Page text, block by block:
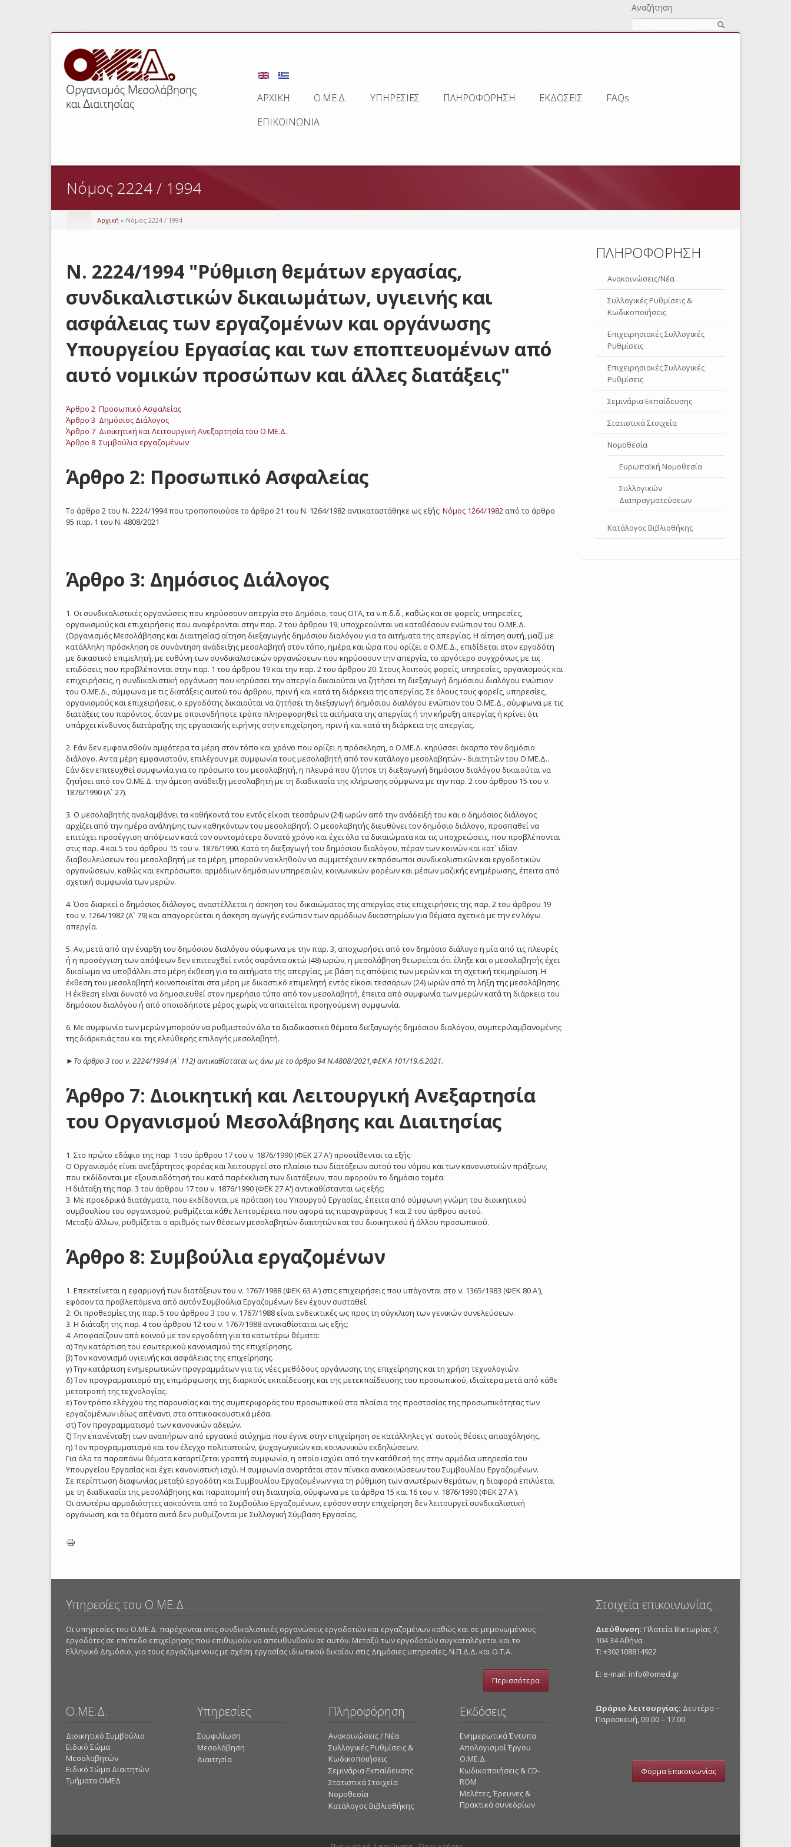
Αναζήτηση
ΑΡΧΙΚΗ Ο.ΜΕ.Δ. ΥΠΗΡΕΣΙΕΣ ΠΛΗΡΟΦΟΡΗΣΗ ΕΚΔΟΣΕΙΣ
FAQs
ΕΠΙΚΟΙΝΩΝΙΑ
Νόμος 2224 / 1994
Αρχική » Νόμος 2224 / 1994
Ν. 2224/1994 "Ρύθμιση θεμάτων εργασίας,
συνδικαλιστικών δικαιωμάτων, υγιεινής και
ασφάλειας των εργαζομένων και οργάνωσης
Υπουργείου Εργασίας και των εποπτευομένων από
αυτό νομικών προσώπων και άλλες διατάξεις"
Άρθρο 2 Προσωπικό Ασφαλείας
Άρθρο 3 Δημόσιος Διάλογος
Άρθρο 7 Διοικητική και Λειτουργική Ανεξαρτησία του Ο.ΜΕ.Δ.
Άρθρο 8 Συμβούλια εργαζομένων
Άρθρο 2: Προσωπικό Ασφαλείας
Το άρθρο 2 του Ν. 2224/1994 που τροποποιούσε το άρθρο 21 του Ν. 1264/1982 αντικαταστάθηκε ως εξής: Νόμος 1264/1982 από το άρθρο
95 παρ. 1 του Ν. 4808/2021
Άρθρο 3: Δημόσιος Διάλογος
1. Οι συνδικαλιστικές οργανώσεις που κηρύσσουν απεργία στο Δημόσιο, τους ΟΤΑ, τα ν.π.δ.δ., καθώς και σε φορείς, υπηρεσίες,
οργανισμούς και επιχειρήσεις που αναφέρονται στην παρ. 2 του άρθρου 19, υποχρεούνται να καταθέσουν ενώπιον του Ο.ΜΕ.Δ.
(Οργανισμός Μεσολάβησης και Διαιτησίας) αίτηση διεξαγωγής δημόσιου διαλόγου για τα αιτήματα της απεργίας. Η αίτηση αυτή, μαζί με
κατάλληλη πρόσκληση σε συνάντηση ανάδειξης μεσολαβητή στον τόπο, ημέρα και ώρα που ορίζει ο Ο.ΜΕ.Δ., επιδίδεται στον εργοδότη
με δικαστικό επιμελητή, με ευθύνη των συνδικαλιστικών οργανώσεων που κηρύσσουν την απεργία, το αργότερο συγχρόνως με τις
επιδόσεις που προβλέπονται στην παρ. 1 του άρθρου 19 και την παρ. 2 του άρθρου 20. Στους λοιπούς φορείς, υπηρεσίες, οργανισμούς και
επιχειρήσεις, η συνδικαλιστική οργάνωση που κηρύσσει την απεργία δικαιούται να ζητήσει τη διεξαγωγή δημόσιου διαλόγου ενώπιον
του Ο.ΜΕ.Δ., σύμφωνα με τις διατάξεις αυτού του άρθρου, πριν ή και κατά τη διάρκεια της απεργίας. Σε όλους τους φορείς, υπηρεσίες,
οργανισμούς και επιχειρήσεις, ο εργοδότης δικαιούται να ζητήσει τη διεξαγωγή δημόσιου διαλόγου ενώπιον του Ο.ΜΕ.Δ., σύμφωνα με τις
διατάξεις του παρόντος, όταν με οποιονδήποτε τρόπο πληροφορηθεί τα αιτήματα της απεργίας ή την κήρυξη απεργίας ή κρίνει ότι
υπάρχει κίνδυνος διατάραξης της εργασιακής ειρήνης στην επιχείρηση, πριν ή και κατά τη διάρκεια της απεργίας.
2. Εάν δεν εμφανισθούν αμφότερα τα μέρη στον τόπο και χρόνο που ορίζει η πρόσκληση, ο Ο.ΜΕ.Δ. κηρύσσει άκαρπο τον δημόσιο
διάλογο. Αν τα μέρη εμφανιστούν, επιλέγουν με συμφωνία τους μεσολαβητή από τον κατάλογο μεσολαβητών - διαιτητών του Ο.ΜΕ.Δ..
Εάν δεν επιτευχθεί συμφωνία για το πρόσωπο του μεσολαβητή, η πλευρά που ζήτησε τη διεξαγωγή δημόσιου διαλόγου δικαιούται να
ζητήσει από τον Ο.ΜΕ.Δ. την άμεση ανάδειξη μεσολαβητή με τη διαδικασία της κλήρωσης σύμφωνα με την παρ. 2 του άρθρου 15 του ν.
1876/1990 (Α` 27).
3. Ο μεσολαβητής αναλαμβάνει τα καθήκοντά του εντός είκοσι τεσσάρων (24) ωρών από την ανάδειξή του και ο δημόσιος διάλογος
αρχίζει από την ημέρα ανάληψης των καθηκόντων του μεσολαβητή. Ο μεσολαβητής διευθύνει τον δημόσιο διάλογο, προσπαθεί να
επιτύχει προσέγγιση απόψεων κατά τον συντομότερο δυνατό χρόνο και έχει όλα τα δικαιώματα και τις υποχρεώσεις, που προβλέπονται
στις παρ. 4 και 5 του άρθρου 15 του ν. 1876/1990. Κατά τη διεξαγωγή του δημόσιου διαλόγου, πέραν των κοινών και κατ` ιδίαν
διαβουλεύσεων του μεσολαβητή με τα μέρη, μπορούν να κληθούν να συμμετέχουν εκπρόσωποι συνδικαλιστικών και εργοδοτικών
οργανώσεων, καθώς και εκπρόσωποι αρμόδιων δημόσιων υπηρεσιών, κοινωνικών φορέων και μέσων μαζικής ενημέρωσης, έπειτα από
σχετική συμφωνία των μερών.
4. Όσο διαρκεί ο δημόσιος διάλογος, αναστέλλεται η άσκηση του δικαιώματος της απεργίας στις επιχειρήσεις της παρ. 2 του άρθρου 19
του ν. 1264/1982 (Α` 79) και απαγορεύεται η άσκηση αγωγής ενώπιον των αρμόδιων δικαστηρίων για θέματα σχετικά με την εν λόγω
απεργία.
5. Αν, μετά από την έναρξη του δημόσιου διαλόγου σύμφωνα με την παρ. 3, αποχωρήσει από τον δημόσιο διάλογο η μία από τις πλευρές
ή η προσέγγιση των απόψεων δεν επιτευχθεί εντός σαράντα οκτώ (48) ωρών, η μεσολάβηση θεωρείται ότι έληξε και ο μεσολαβητής έχει
δικαίωμα να υποβάλλει στα μέρη έκθεση για τα αιτήματα της απεργίας, με βάση τις απόψεις των μερών και τη σχετική τεκμηρίωση. Η
έκθεση του μεσολαβητή κοινοποιείται στα μέρη με δικαστικό επιμελητή εντός είκοσι τεσσάρων (24) ωρών από τη λήξη της μεσολάβησης.
Η έκθεση είναι δυνατό να δημοσιευθεί στον ημερήσιο τύπο από τον μεσολαβητή, έπειτα από συμφωνία των μερών κατά τη διάρκεια του
δημόσιου διαλόγου ή από οποιοδήποτε μέρος χωρίς να απαιτείται προηγούμενη συμφωνία.
6. Με συμφωνία των μερών μπορούν να ρυθμιστούν όλα τα διαδικαστικά θέματα διεξαγωγής δημόσιου διαλόγου, συμπεριλαμβανομένης
της διάρκειάς του και της ελεύθερης επιλογής μεσολαβητή.
► Το άρθρο 3 του ν. 2224/1994 (Α` 112) αντικαθίσταται ως άνω με το άρθρο94 Ν.4808/2021,ΦΕΚ Α 101/19.6.2021.
Άρθρο 7: Διοικητική και Λειτουργική Ανεξαρτησία
του Οργανισμού Μεσολάβησης και Διαιτησίας
1. Στο πρώτο εδάφιο της παρ. 1 του άρθρου 17 του ν. 1876/1990 (ΦΕΚ 27 Α') προστίθενται τα εξής:
Ο Οργανισμός είναι ανεξάρτητος φορέας και λειτουργεί στο πλαίσιο των διατάξεων αυτού του νόμου και των κανονιστικών πράξεων,
που εκδίδονται με εξουσιοδότησή του κατά παρέκκλιση των διατάξεων, που αφορούν το δημόσιο τομέα:
Η διάταξη της παρ. 3 του άρθρου 17 του ν. 1876/1990 (ΦΕΚ 27 Α') αντικαθίστανται ως εξής:
3. Με προεδρικά διατάγματα, που εκδίδονται με πρόταση του Υπουργού Εργασίας, έπειτα από σύμφωνη γνώμη του διοικητικού
συμβουλίου του οργανισμού, ρυθμίζεται κάθε λεπτομέρεια που αφορά τις παραγράφους 1 και 2 του άρθρου αυτού.
Μεταξύ άλλων, ρυθμίζεται ο αριθμός των θέσεων μεσολαβητών-διαιτητών και του διοικητικού ή άλλου προσωπικού.
Άρθρο 8: Συμβούλια εργαζομένων
1. Επεκτείνεται η εφαρμογή των διατάξεων του ν. 1767/1988 (ΦΕΚ 63 Α') στις επιχειρήσεις που υπάγονται στο ν. 1365/1983 (ΦΕΚ 80 Α'),
εφόσον τα προβλεπόμενα από αυτόν Συμβούλια Εργαζομένων δεν έχουν συσταθεί.
2. Οι προθεσμίες της παρ. 5 του άρθρου 3 του ν. 1767/1988 είναι ενδεικτικές ως προς τη σύγκλιση των γενικών συνελεύσεων.
3. Η διάταξη της παρ. 4 του άρθρου 12 του ν. 1767/1988 αντικαθίσταται ως εξής:
4. Αποφασίζουν από κοινού με τον εργοδότη για τα κατωτέρω θέματα:
α) Την κατάρτιση του εσωτερικού κανονισμού της επιχείρησης.
β) Τον κανονισμό υγιεινής και ασφάλειας της επιχείρησης.
γ) Την κατάρτιση ενημερωτικών προγραμμάτων για τις νέες μεθόδους οργάνωσης της επιχείρησης και τη χρήση τεχνολογιών.
δ) Τον προγραμματισμό της επιμόρφωσης της διαρκούς εκπαίδευσης και της μετεκπαίδευσης του προσωπικού, ιδιαίτερα μετά από κάθε
μετατροπή της τεχνολογίας.
ε) Τον τρόπο ελέγχου της παρουσίας και της συμπεριφοράς του προσωπικού στα πλαίσια της προστασίας της προσωπικότητας των
εργαζομένων ιδίως απέναντι στα οπτικοακουστικά μέσα.
στ) Τον προγραμματισμό των κανονικών αδειών.
ζ) Την επανένταξη των αναπήρων από εργατικό ατύχημα που έγινε στην επιχείρηση σε κατάλληλες γι' αυτούς θέσεις απασχόλησης.
η) Τον προγραμματισμό και τον έλεγχο πολιτιστικών, ψυχαγωγικών και κοινωνικών εκδηλώσεων.
Για όλα τα παραπάνω θέματα καταρτίζεται γραπτή συμφωνία, η οποία ισχύει από την κατάθεσή της στην αρμόδια υπηρεσία του
Υπουργείου Εργασίας και έχει κανονιστική ισχύ. Η συμφωνία αναρτάται στον πίνακα ανακοινώσεων του Συμβουλίου Εργαζομένων.
Σε περίπτωση διαφωνίας μεταξύ εργοδότη και Συμβουλίου Εργαζομένων για τη ρύθμιση των ανωτέρων θεμάτων, η διαφορά επιλύεται
με τη διαδικασία της μεσολάβησης και παραπομπή στη διαιτησία, σύμφωνα με τα άρθρα 15 και 16 του ν. 1876/1990 (ΦΕΚ 27 Α').
Οι ανωτέρω αρμοδιότητες ασκούνται από το Συμβούλιο Εργαζομένων, εφόσον στην επιχείρηση δεν λειτουργεί συνδικαλιστική
οργάνωση, και τα θέματα αυτά δεν ρυθμίζονται με Συλλογική Σύμβαση Εργασίας.
ΠΛΗΡΟΦΟΡΗΣΗ
Ανακοινώσεις/Νέα
Συλλογικές Ρυθμίσεις &
Κωδικοποιήσεις
Επιχειρησιακές Συλλογικές
Ρυθμίσεις
Επιχειρησιακές Συλλογικές
Ρυθμίσεις
Σεμινάρια Εκπαίδευσης
Στατιστικά Στοιχεία
Νομοθεσία
Ευρωπαϊκή Νομοθεσία
Συλλογικών
Διαπραγματεύσεων
Κατάλογος Βιβλιοθήκης
Υπηρεσίες του Ο.ΜΕ.Δ.
Οι υπηρεσίες του Ο.ΜΕ.Δ. παρέχονται στις συνδικαλιστικές οργανώσεις εργοδοτών και εργαζομένων καθώς και σε μεμονωμένους
εργοδότες σε επίπεδο επιχείρησης που επιθυμούν να απευθυνθούν σε αυτόν. Μεταξύ των εργοδοτών συγκαταλέγεται και το
Ελληνικό Δημόσιο, για τους εργαζόμενους με σχέση εργασίας ιδιωτικού δικαίου στις Δημόσιες υπηρεσίες, Ν.Π.Δ.Δ. και Ο.Τ.Α.
Περισσότερα
Ο.ΜΕ.Δ.
Διοικητικό Συμβούλιο
Ειδικό Σώμα
Μεσολαβητών
Ειδικό Σώμα Διαιτητών
Τμήματα ΟΜΕΔ
Υπηρεσίες
Συμφιλίωση
Μεσολάβηση
Διαιτησία
Πληροφόρηση
Ανακοινώσεις / Νέα
Συλλογικές Ρυθμίσεις &
Κωδικοποιήσεις
Σεμινάρια Εκπαίδευσης
Στατιστικά Στοιχεία
Νομοθεσία
Κατάλογος Βιβλιοθήκης
Εκδόσεις
Ενημερωτικά Έντυπα
Απολογισμοί Έργου
Ο.ΜΕ.Δ.
Κωδικοποιήσεις & CD-
ROM
Mελέτες, Έρευνες &
Πρακτικά συνεδρίων
Στοιχεία επικοινωνίας
Διεύθυνση: Πλατεία Βικτωρίας 7,
104 34 Αθήνα
Τ: +302108814922
E: e-mail: info@omed.gr
Ωράριο λειτουργίας: Δευτέρα –
Παρασκευή, 09.00 – 17.00
Φόρμα Επικοινωνίας